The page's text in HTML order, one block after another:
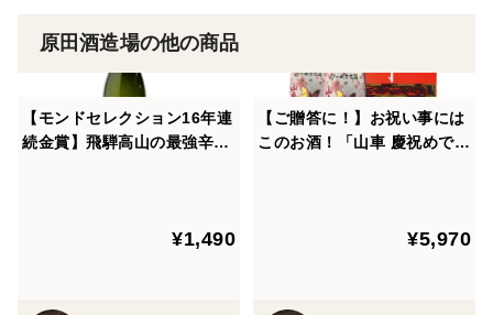
原田酒造場の他の商品
【モンドセレクション16年連
続金賞】飛騨高山の最強辛口
¥1,490
【ご贈答に！】お祝い事には
このお酒！「山車 慶祝めでた
¥5,970